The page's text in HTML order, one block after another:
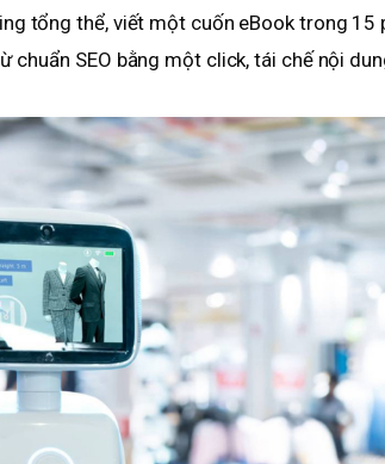
tổng thể, viết một cuốn eBook trong
chuẩn SEO bằng một click, tái chế nội